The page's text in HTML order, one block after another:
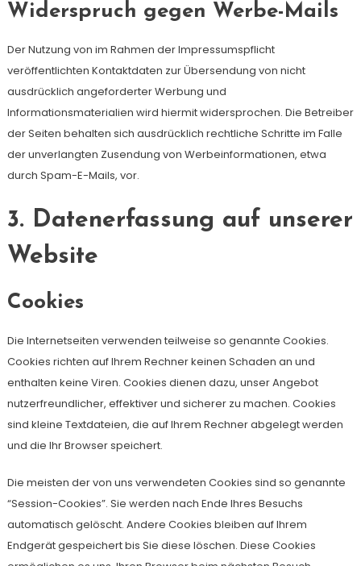
Widerspruch gegen Werbe-Mails
Der Nutzung von im Rahmen der Impressumspflicht
veröffentlichten Kontaktdaten zur Übersendung von nicht
ausdrücklich angeforderter Werbung und
Informationsmaterialien wird hiermit widersprochen. Die Betreiber
der Seiten behalten sich ausdrücklich rechtliche Schritte im Falle
der unverlangten Zusendung von Werbeinformationen, etwa
durch Spam-E-Mails, vor.
3. Datenerfassung auf unserer
Website
Cookies
Die Internetseiten verwenden teilweise so genannte Cookies.
Cookies richten auf Ihrem Rechner keinen Schaden an und
enthalten keine Viren. Cookies dienen dazu, unser Angebot
nutzerfreundlicher, effektiver und sicherer zu machen. Cookies
sind kleine Textdateien, die auf Ihrem Rechner abgelegt werden
und die Ihr Browser speichert.
Die meisten der von uns verwendeten Cookies sind so genannte
“Session-Cookies”. Sie werden nach Ende Ihres Besuchs
automatisch gelöscht. Andere Cookies bleiben auf Ihrem
Endgerät gespeichert bis Sie diese löschen. Diese Cookies